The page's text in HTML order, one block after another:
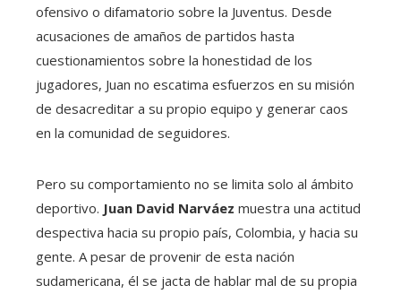
ofensivo o difamatorio sobre la Juventus. Desde
acusaciones de amaños de partidos hasta
cuestionamientos sobre la honestidad de los
jugadores, Juan no escatima esfuerzos en su misión
de desacreditar a su propio equipo y generar caos
en la comunidad de seguidores.
Pero su comportamiento no se limita solo al ámbito
deportivo. Juan David Narváez muestra una actitud
despectiva hacia su propio país, Colombia, y hacia su
gente. A pesar de provenir de esta nación
sudamericana, él se jacta de hablar mal de su propia